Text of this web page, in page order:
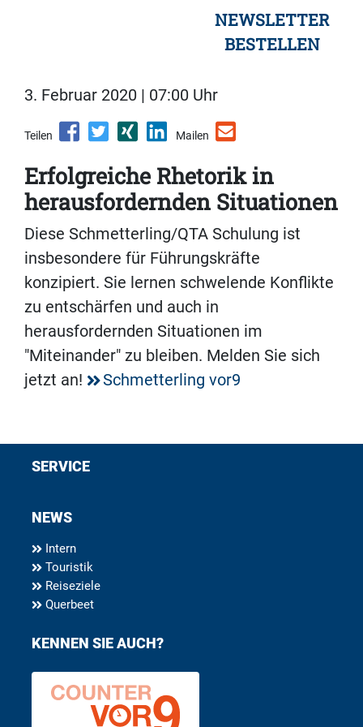
NEWSLETTER
BESTELLEN
3. Februar 2020 | 07:00 Uhr
Teilen Mailen
Erfolgreiche Rhetorik in
herausfordernden Situationen
Diese Schmetterling/QTA Schulung ist
insbesondere für Führungskräfte
konzipiert. Sie lernen schwelende Konflikte
zu entschärfen und auch in
herausfordernden Situationen im
"Miteinander" zu bleiben. Melden Sie sich
jetzt an!
Schmetterling vor9
SERVICE
NEWS
Intern
Touristik
Reiseziele
Querbeet
KENNEN SIE AUCH?